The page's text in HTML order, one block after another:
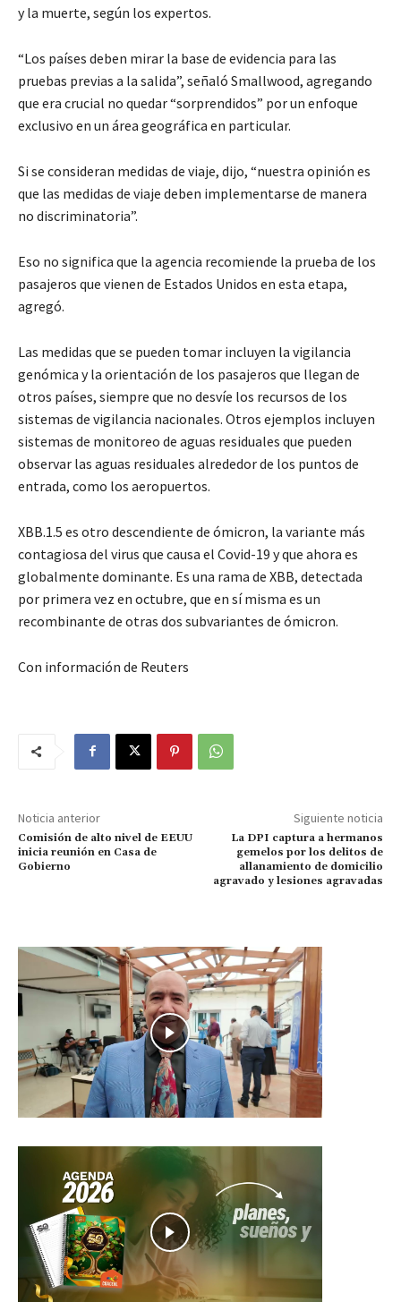
y la muerte, según los expertos.
“Los países deben mirar la base de evidencia para las
pruebas previas a la salida”, señaló Smallwood, agregando
que era crucial no quedar “sorprendidos” por un enfoque
exclusivo en un área geográfica en particular.
Si se consideran medidas de viaje, dijo, “nuestra opinión es
que las medidas de viaje deben implementarse de manera
no discriminatoria”.
Eso no significa que la agencia recomiende la prueba de los
pasajeros que vienen de Estados Unidos en esta etapa,
agregó.
Las medidas que se pueden tomar incluyen la vigilancia
genómica y la orientación de los pasajeros que llegan de
otros países, siempre que no desvíe los recursos de los
sistemas de vigilancia nacionales. Otros ejemplos incluyen
sistemas de monitoreo de aguas residuales que pueden
observar las aguas residuales alrededor de los puntos de
entrada, como los aeropuertos.
XBB.1.5 es otro descendiente de ómicron, la variante más
contagiosa del virus que causa el Covid-19 y que ahora es
globalmente dominante. Es una rama de XBB, detectada
por primera vez en octubre, que en sí misma es un
recombinante de otras dos subvariantes de ómicron.
Con información de Reuters
Noticia anterior
Comisión de alto nivel de EEUU
inicia reunión en Casa de
Gobierno
Siguiente noticia
La DPI captura a hermanos
gemelos por los delitos de
allanamiento de domicilio
agravado y lesiones agravadas